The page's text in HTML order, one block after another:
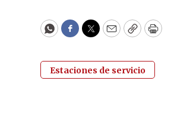
WhatsApp
Facebook
Twitter
EmailCopyPrint
Estaciones de servicio